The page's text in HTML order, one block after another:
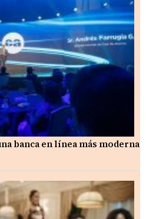
banca en línea más moderna